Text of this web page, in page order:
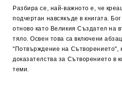
Разбира се, най-важното е, че
подчертан навсякъде в книгата.
отново като Великия Създател на
тяло. Освен това са включени
"Потвърждение на Сътворението",
доказателства за Сътворението в
теми.